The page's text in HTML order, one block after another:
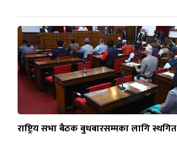
राष्ट्रिय सभा बैठक बुधबारसम्मका लागि स्थगित